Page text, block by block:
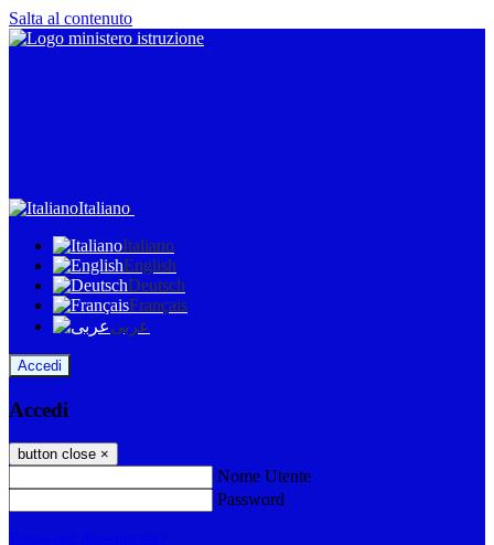
Salta al contenuto
Italiano
Italiano
English
Deutsch
Français
عربى
Accedi
Accedi
button close ×
Nome Utente
Password
Password dimenticata?